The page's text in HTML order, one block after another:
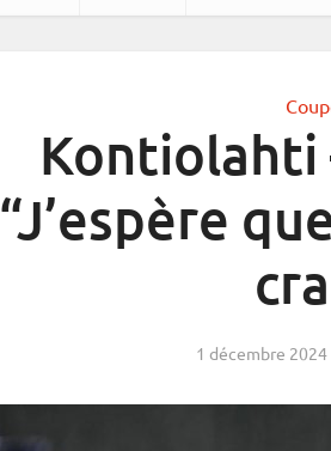
Kontiolahti
“J’espère
1 décembre 2024